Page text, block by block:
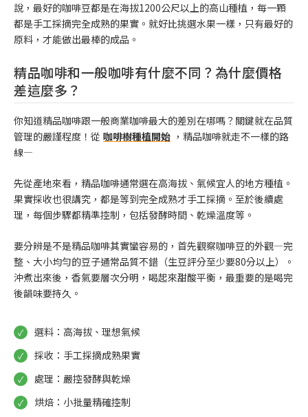
說，最好的咖啡豆都是在海拔1200公尺以上的高山種植，每一顆
都是手工採摘完全成熟的果實。就好比挑選水果一樣，只有最好的
原料，才能做出最棒的成品。
精品咖啡和一般咖啡有什麼不同？為什麼價格
差這麼多？
你知道精品咖啡跟一般商業咖啡最大的差別在哪嗎？關鍵就在品質
管理的嚴謹程度！從 咖啡樹種植開始 ，精品咖啡就走不一樣的路
線—
先從產地來看，精品咖啡通常選在高海拔、氣候宜人的地方種植。
果實採收也很講究，都是等到完全成熟才手工採摘。至於後續處
理，每個步驟都精準控制，包括發酵時間、乾燥溫度等。
要分辨是不是精品咖啡其實蠻容易的，首先觀察咖啡豆的外觀—完
整、大小均勻的豆子通常品質不錯（生豆評分至少要80分以上）。
沖煮出來後，香氣要層次分明，喝起來甜酸平衡，最重要的是喝完
後韻味要持久。
選料：高海拔、理想氣候
採收：手工採摘成熟果實
處理：嚴控發酵與乾燥
烘焙：小批量精確控制